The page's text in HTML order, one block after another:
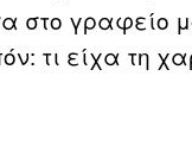
στο γραφείο
τι είχα τη